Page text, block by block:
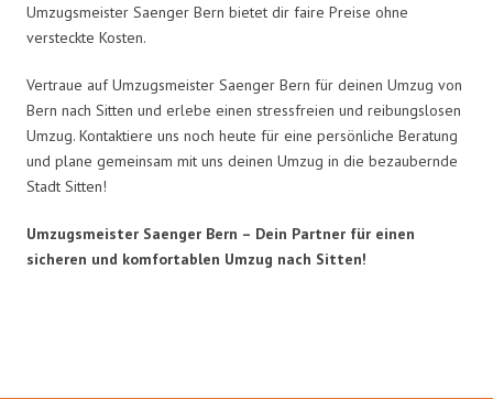
Umzugsmeister Saenger Bern bietet dir faire Preise ohne
versteckte Kosten.
Vertraue auf Umzugsmeister Saenger Bern für deinen Umzug von
Bern nach Sitten und erlebe einen stressfreien und reibungslosen
Umzug. Kontaktiere uns noch heute für eine persönliche Beratung
und plane gemeinsam mit uns deinen Umzug in die bezaubernde
Stadt Sitten!
Umzugsmeister Saenger Bern – Dein Partner für einen
sicheren und komfortablen Umzug nach Sitten!